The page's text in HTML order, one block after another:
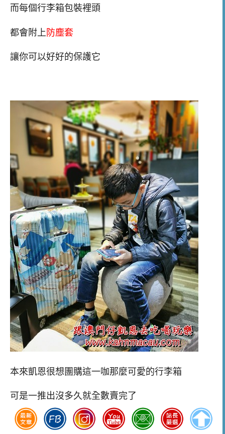
而每個行李箱包裝裡頭
都會附上防塵套
讓你可以好好的保護它
本來凱恩很想團購這一咖那麼可愛的行李箱
可是一推出沒多久就全數賣完了